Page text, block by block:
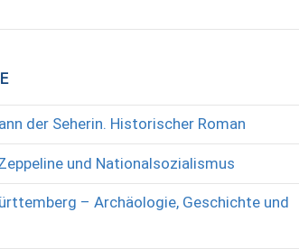
der Seherin. Historischer Roman
und Nationalsozialismus
– Archäologie, Geschichte und